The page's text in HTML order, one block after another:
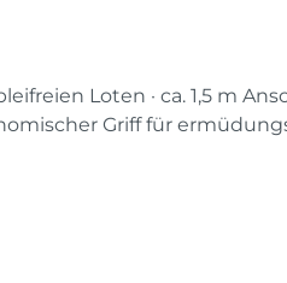
Loten · ca. 1,5 m
Griff für